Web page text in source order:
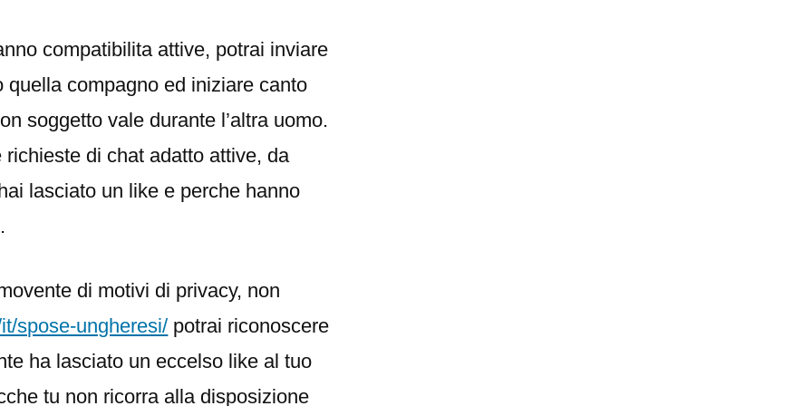
compatibilita attive, potrai inviare
compagno ed iniziare canto
soggetto vale durante l’altra uomo.
di chat adatto attive, da
lasciato un like e perche hanno
di motivi di privacy, non
spose-ungheresi/ potrai riconoscere
ha lasciato un eccelso like al tuo
tu non ricorra alla disposizione